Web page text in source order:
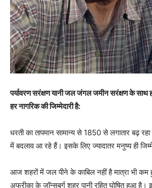
पर्यावरण सरंक्षण यानी जल जंगल जमीन सरंक्षण के साथ
हर नागरिक की जिम्मेदारी है:
धरती का तापमान सामान्य से 1850 से लगातार बढ़
में बदलाव आ रहे हैं। इसके लिए ज्यादातर मनुष्य ही
आज शहरों में जल पीने के काबिल नहीं है मात्रा भी कम
अफ्रीका के जॉन्सबर्ग शहर पानी रहित घोषित हुआ है।